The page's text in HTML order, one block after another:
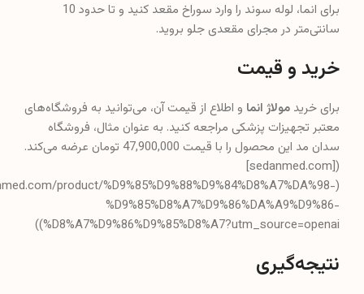
برای انما، لوله سوند را وارد سوراخ مقعد کنید و تا حدود 10
سانتی‌متر در مجرای مقعدی جلو بروید.
خرید و قیمت
برای خرید مولاژ انما و اطلاع از قیمت آن، می‌توانید به فروشگاه‌های
معتبر تجهیزات پزشکی مراجعه کنید. به عنوان مثال، فروشگاه
سدان مد این محصول را با قیمت 47,900,000 تومان عرضه می‌کند.
([sedanmed.com]
product/%D9%85%D9%88%D9%84%D8%A7%DA%98-
%D9%85%D8%A7%D9%86%DA%A9%D9%86-
%D8%A7%D9%86%D9%85%D8%A7?utm_source=openai))
نتیجه‌گیری